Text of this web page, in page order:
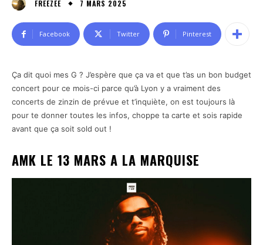
FREEZEE 7 MARS 2025
Facebook Twitter Pinterest
Ça dit quoi mes G ? J’espère que ça va et que t’as un bon budget
concert pour ce mois-ci parce qu’à Lyon y a vraiment des
concerts de zinzin de prévue et t’inquiète, on est toujours là
pour te donner toutes les infos, choppe ta carte et sois rapide
avant que ça soit sold out !
AMK LE 13 MARS A LA MARQUISE